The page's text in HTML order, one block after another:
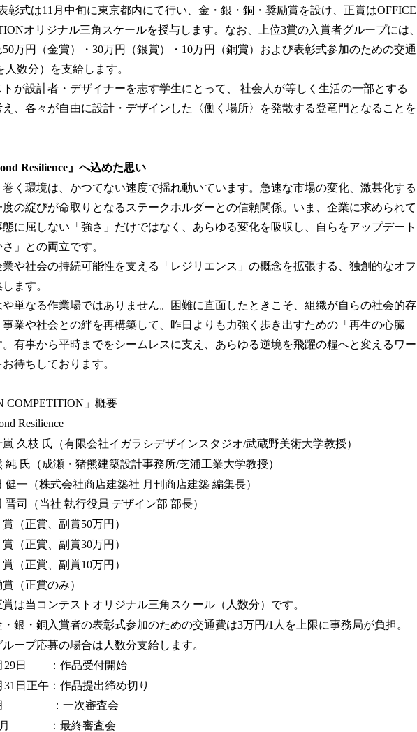
彰式は11月中旬に東京都内にて行い、金・銀・銅・奨励賞を設け、正賞はOFFICE
オリジナル三角スケールを授与します。なお、上位3賞の入賞者グループには、
万円（金賞）・30万円（銀賞）・10万円（銅賞）および表彰式参加のための交通
数分）を支給します。
が設計者・デザイナーを志す学生にとって、 社会人が等しく生活の一部とする
え、各々が自由に設計・デザインした〈働く場所〉を発散する登竜門となることを
Resilience』へ込めた思い
く環境は、かつてない速度で揺れ動いています。急速な市場の変化、激甚化する
の綻びが命取りとなるステークホルダーとの信頼関係。いま、企業に求められて
に屈しない「強さ」だけではなく、あらゆる変化を吸収し、自らをアップデート
」との両立です。
や社会の持続可能性を支える「レジリエンス」の概念を拡張する、独創的なオフ
ます。
単なる作業場ではありません。困難に直面したときこそ、組織が自らの社会的存
業や社会との絆を再構築して、昨日よりも力強く歩き出すための「再生の心臓
有事から平時までをシームレスに支え、あらゆる逆境を飛躍の糧へと変えるワー
待ちしております。
COMPETITION」概要
氏（有限会社イガラシデザインスタジオ/武蔵野美術大学教授）
・猪熊建築設計事務所/芝浦工業大学教授）
会社商店建築社 月刊商店建築 編集長）
執行役員 デザイン部 部長）
賞、副賞50万円）
副賞30万円）
副賞10万円）
のみ）
ストオリジナル三角スケール（人数分）です。
者の表彰式参加のための交通費は3万円/1人を上限に事務局が負担。
場合は人数分支給します。
29日 ：作品受付開始
：作品提出締め切り
次審査会
終審査会